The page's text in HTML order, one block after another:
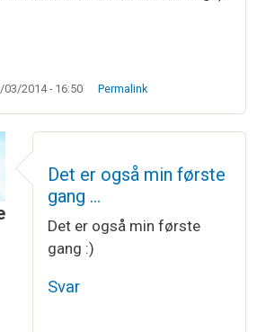
03/2014 - 16:50 Permalink
Jeg vil rigtig gerne være…af
Det er også min første
gang …
Det er også min første
gang :)
Svar